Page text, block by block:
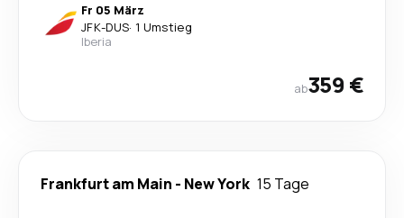
Fr 05 März
JFK-DUS· 1 Umstieg
Iberia
ab359 €
Frankfurt am Main - New York 15 Tage